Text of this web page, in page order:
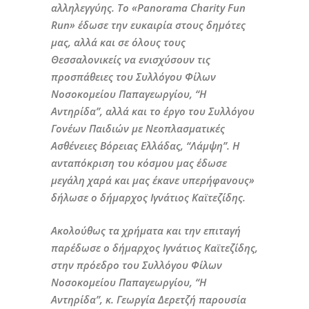
αλληλεγγύης. Το «Panorama Charity Fun
Run» έδωσε την ευκαιρία στους δημότες
μας, αλλά και σε όλους τους
Θεσσαλονικείς να ενισχύσουν τις
προσπάθειες του Συλλόγου Φίλων
Νοσοκομείου Παπαγεωργίου, “Η
Αντηρίδα”, αλλά και το έργο του Συλλόγου
Γονέων Παιδιών με Νεοπλασματικές
Ασθένειες Βόρειας Ελλάδας, “Λάμψη”. Η
ανταπόκριση του κόσμου μας έδωσε
μεγάλη χαρά και μας έκανε υπερήφανους»
δήλωσε ο δήμαρχος Ιγνάτιος Καϊτεζίδης.
Ακολούθως τα χρήματα και την επιταγή
παρέδωσε ο δήμαρχος Ιγνάτιος Καϊτεζίδης,
στην πρόεδρο του Συλλόγου Φίλων
Νοσοκομείου Παπαγεωργίου, “Η
Αντηρίδα”, κ. Γεωργία Δερετζή παρουσία